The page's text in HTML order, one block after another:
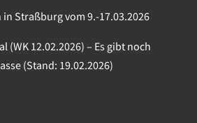
Straßburg vom 9.-17.03.2026
(WK 12.02.2026) – Es gibt noch
(Stand: 19.02.2026)